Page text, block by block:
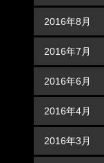
2016年8月
2016年7月
2016年6月
2016年4月
2016年3月